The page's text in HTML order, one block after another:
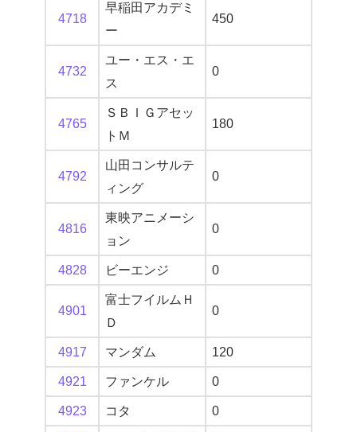
4718
早稲田アカデミ
ー
450
4732
ユー・エス・エ
ス
0
4765
ＳＢＩＧアセッ
トＭ
180
4792
山田コンサルテ
ィング
0
4816
東映アニメーシ
ョン
0
4828 ビーエンジ 0
4901
富士フイルムＨ
Ｄ
0
4917 マンダム 120
4921 ファンケル 0
4923 コタ 0